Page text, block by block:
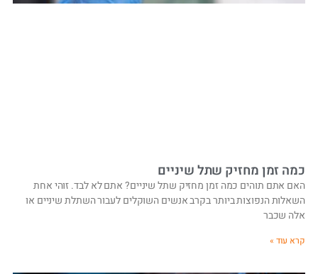
כמה זמן מחזיק שתל שיניים
האם אתם תוהים כמה זמן מחזיק שתל שיניים? אתם לא לבד. זוהי אחת
השאלות הנפוצות ביותר בקרב אנשים השוקלים לעבור השתלת שיניים או
אלה שכבר
קרא עוד »